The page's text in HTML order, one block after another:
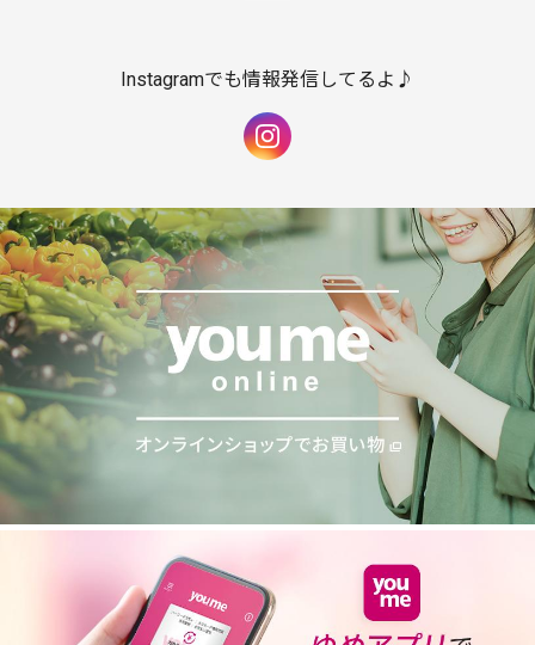
Instagramでも情報発信してるよ♪